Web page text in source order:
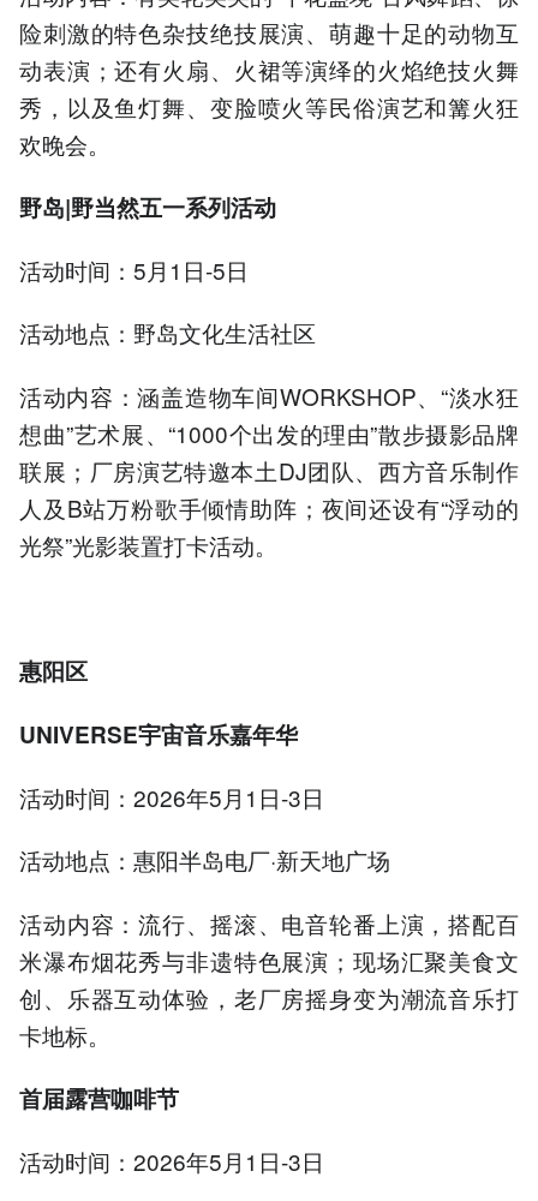
险刺激的特色杂技绝技展演、萌趣十足的动物互
动表演；还有火扇、火裙等演绎的火焰绝技火舞
秀，以及鱼灯舞、变脸喷火等民俗演艺和篝火狂
欢晚会。
野岛|野当然五一系列活动
活动时间：5月1日-5日
活动地点：野岛文化生活社区
活动内容：涵盖造物车间WORKSHOP、“淡水狂
想曲”艺术展、“1000个出发的理由”散步摄影品牌
联展；厂房演艺特邀本土DJ团队、西方音乐制作
人及B站万粉歌手倾情助阵；夜间还设有“浮动的
光祭”光影装置打卡活动。
惠阳区
UNIVERSE宇宙音乐嘉年华
活动时间：2026年5月1日-3日
活动地点：惠阳半岛电厂·新天地广场
活动内容：流行、摇滚、电音轮番上演，搭配百
米瀑布烟花秀与非遗特色展演；现场汇聚美食文
创、乐器互动体验，老厂房摇身变为潮流音乐打
卡地标。
首届露营咖啡节
活动时间：2026年5月1日-3日